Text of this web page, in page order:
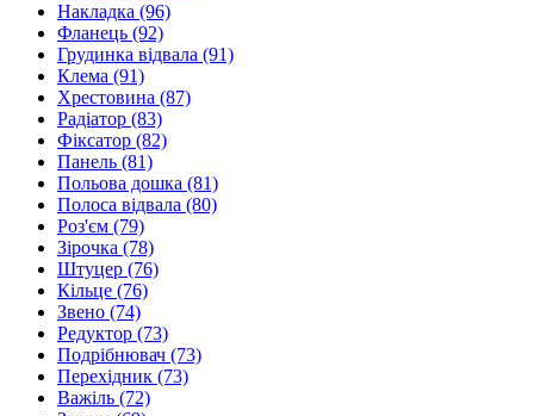
Накладка (96)
Фланець (92)
Грудинка відвала (91)
Клема (91)
Хрестовина (87)
Радіатор (83)
Фіксатор (82)
Панель (81)
Польова дошка (81)
Полоса відвала (80)
Роз'єм (79)
Зiрочка (78)
Штуцер (76)
Кільце (76)
Звено (74)
Редуктор (73)
Подрібнювач (73)
Перехідник (73)
Важіль (72)